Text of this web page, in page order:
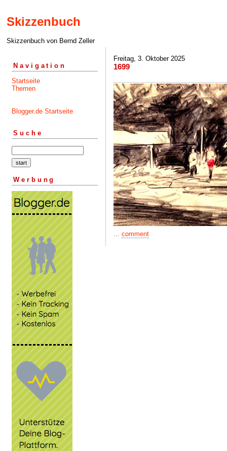
Skizzenbuch
Skizzenbuch von Bernd Zeller
Navigation
Startseite
Themen
Blogger.de Startseite
Suche
Werbung
Freitag, 3. Oktober 2025
1699
... comment